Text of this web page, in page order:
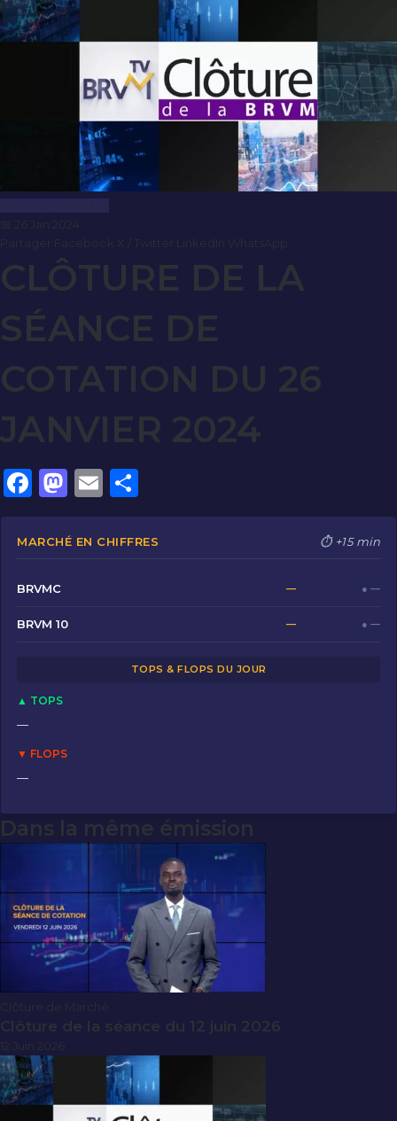
Clôture de Marché
CLÔTURE DE LA
SÉANCE DE
COTATION DU 26
JANVIER 2024
F
a
c
b
o
o
M
a
st
o
n
E
m
ai
ar
ta
MARCHÉ EN CHIFFRES ⏱ +15 min
BRVMC — ● —
BRVM 10 — ● —
TOPS & FLOPS DU JOUR
▲ TOPS
—
▼ FLOPS
—
Dans la même émission
Clôture de la séance du 12 juin 2026